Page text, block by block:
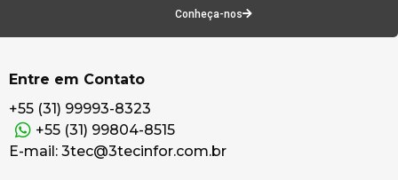
Conheça-nos
Entre em Contato
+55 (31) 99993-8323
+55 (31) 99804-8515
E-mail: 3tec@3tecinfor.com.br